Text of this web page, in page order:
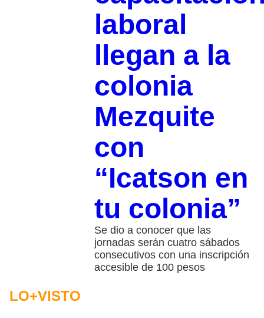
laboral
llegan a la
colonia
Mezquite
con
“Icatson en
tu colonia”
Se dio a conocer que las
jornadas serán cuatro sábados
consecutivos con una inscripción
accesible de 100 pesos
LO+VISTO